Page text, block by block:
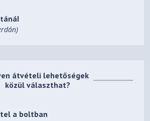
átvételi lehetőségek
közül választhat?
a boltban